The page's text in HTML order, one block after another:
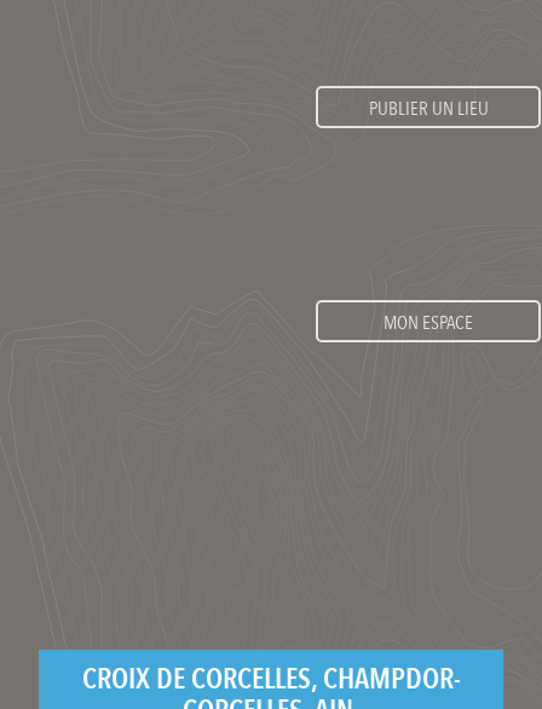
PUBLIER UN LIEU
MON ESPACE
CROIX DE CORCELLES, CHAMPDOR-